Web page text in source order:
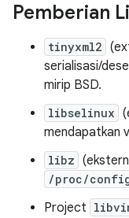
Pemberian
tinyxml2
serialisasi/
mirip BSD.
libselinux
mendapatkan
libz
/proc/
Project